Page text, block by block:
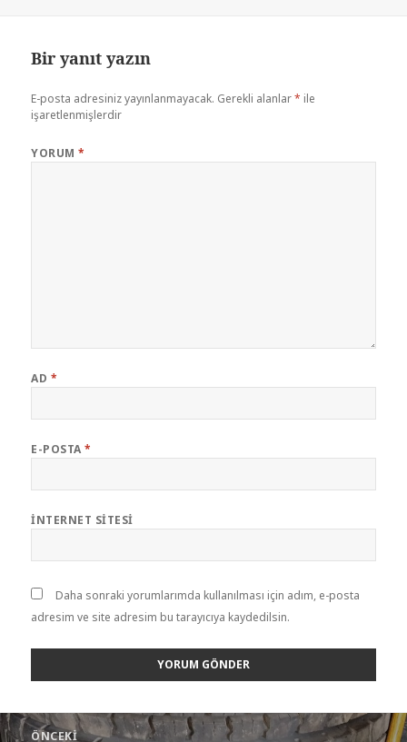
Bir yanıt yazın
E-posta adresiniz yayınlanmayacak. Gerekli alanlar* ile
işaretlenmişlerdir
YORUM*
AD *
E-POSTA*
İNTERNET SITESI
Daha sonraki yorumlarımda kullanılması için adım, e-posta
adresim ve site adresim bu tarayıcıya kaydedilsin.
Yazı
ÖNCEKI